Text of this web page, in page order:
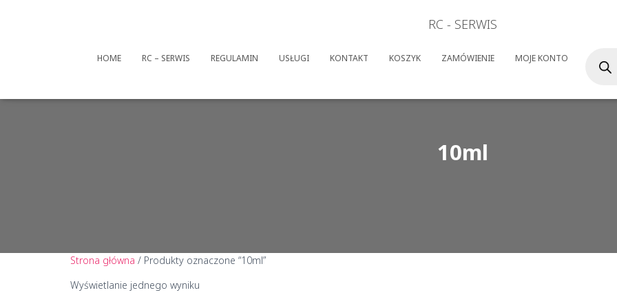
RC - SERWIS
HOME RC – SERWIS REGULAMIN USŁUGI KONTAKT KOSZYK ZAMÓWIENIE MOJE KONTO
10ml
Strona główna / Produkty oznaczone “10ml”
Wyświetlanie jednego wyniku